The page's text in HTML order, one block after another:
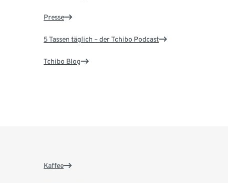
Presse
5 Tassen täglich – der Tchibo Podcast
Tchibo Blog
Kaffee